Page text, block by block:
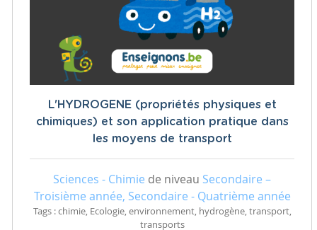
L'HYDROGENE (propriétés physiques et
chimiques) et son application pratique dans
les moyens de transport
Sciences - Chimie de niveau Secondaire –
Troisième année, Secondaire - Quatrième année
Tags : chimie, Ecologie, environnement, hydrogène, transport,
transports